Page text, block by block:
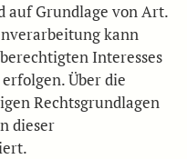
auf Grundlage von Art.
kann
Interesses
Über die
Rechtsgrundlagen
dieser